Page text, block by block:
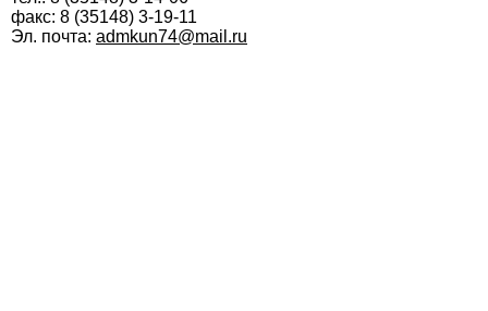
факс: 8 (35148) 3-19-11
Эл. почта: admkun74@mail.ru